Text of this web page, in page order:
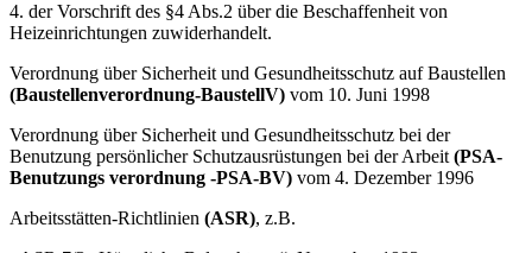
den Arbeitnehmern Schutzkleidung zur Verfügung stellt oder
Heizeinrichtungen zuwiderhandelt.
(Baustellenverordnung-BaustellV)vom 10. Juni 1998
Verordnung über Sicherheit und Gesundheitsschutz bei der
Benutzungs verordnung -PSA-BV)vom 4. Dezember 1996